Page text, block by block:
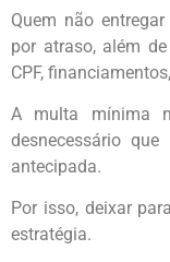
Quem não
por atraso, além
CPF,
A multa mínima
desnecessário
antecipada.
Por isso, deixar
estratégia.